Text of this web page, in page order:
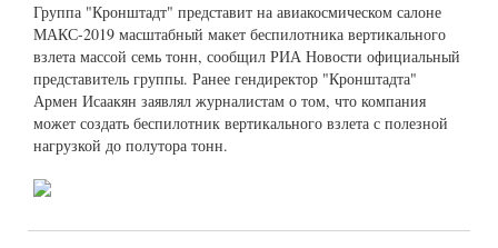
Группа "Кронштадт" представит на авиакосмическом салоне
МАКС-2019 масштабный макет беспилотника вертикального
взлета массой семь тонн, сообщил РИА Новости официальный
представитель группы. Ранее гендиректор "Кронштадта"
Армен Исаакян заявлял журналистам о том, что компания
может создать беспилотник вертикального взлета с полезной
нагрузкой до полутора тонн.